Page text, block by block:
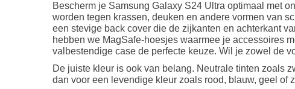
Bescherm je Samsung Galaxy S24 Ultra optimaal met
worden tegen krassen, deuken en andere vormen van
een stevige back cover die de zijkanten en achterkant
hebben we MagSafe-hoesjes waarmee je accessoires
valbestendige case de perfecte keuze. Wil je zowel de
De juiste kleur is ook van belang. Neutrale tinten zoals
dan voor een levendige kleur zoals rood, blauw, geel of